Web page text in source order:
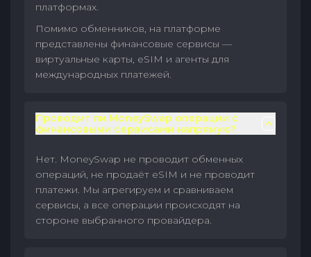
платформах.
Помимо обменников, на платформе
представлены финансовые сервисы —
виртуальные карты, eSIM и агенты для
международных платежей.
Проводит ли MoneySwap операции с
финансовыми сервисами напрямую?
Нет. MoneySwap не проводит обменных
операций, не продаёт eSIM и не проводит
платежи. Мы агрегируем и сравниваем
сервисы, а все операции происходят на
стороне выбранного провайдера.